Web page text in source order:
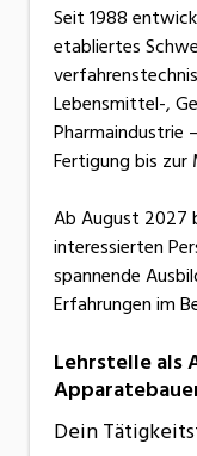
Seit 1988
etabliertes
Lebensmittel-,
Pharmaindustrie
Fertigung bis zur
Ab August 2027
interessierten
spannende
Erfahrungen im
Lehrstelle als
Dein